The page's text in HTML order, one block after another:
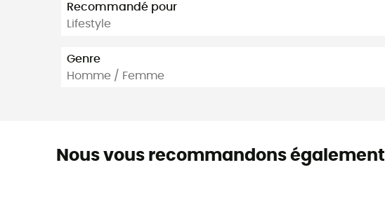
Recommandé pour
Lifestyle
Genre
Homme / Femme
Nous vous recommandons également